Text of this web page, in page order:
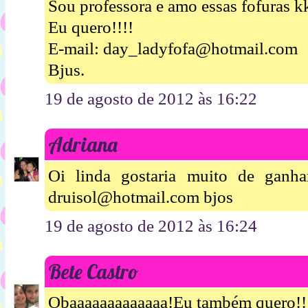
Sou professora e amo essas fofuras
Eu quero!!!!
E-mail: day_ladyfofa@hotmail.com
Bjus.
19 de agosto de 2012 às 16:22
Adriana
Oi linda gostaria muito de
druisol@hotmail.com bjos
19 de agosto de 2012 às 16:24
Bete Castro
Obaaaaaaaaaaaaa!Eu também